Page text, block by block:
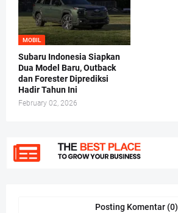
MOBIL
Subaru Indonesia Siapkan
Dua Model Baru, Outback
dan Forester Diprediksi
Hadir Tahun Ini
February 02, 2026
Posting Komentar (0)